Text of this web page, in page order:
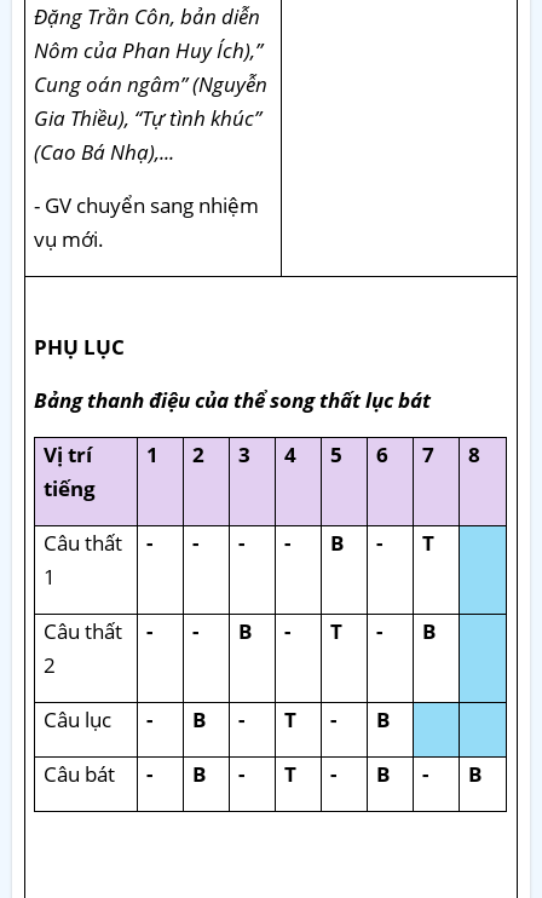
Đặng Trần Côn, bản diễn
Nôm của Phan Huy Ích),”
Cung oán ngâm” (Nguyễn
Gia Thiều), “Tự tình khúc”
(Cao Bá Nhạ),...
- GV chuyển sang nhiệm
vụ mới.
PHỤ LỤC
Bảng thanh điệu của thể song thất lục bát
Vị trí
tiếng
1 2 3 4 5 6 7 8
Câu thất
1
- - - - B - T
Câu thất
2
- - B - T - B
Câu lục - B - T -
B
Câu bát
- B - T - B - B